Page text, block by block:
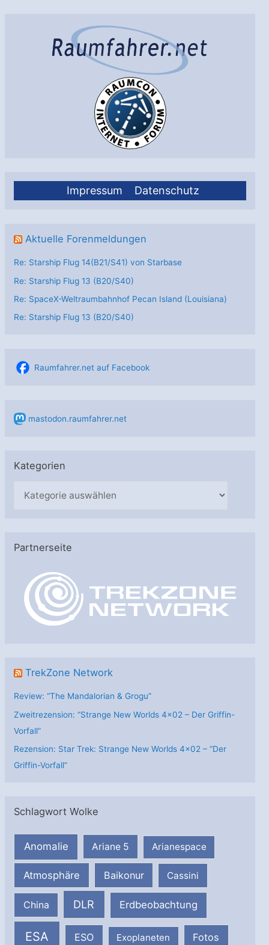
Impressum Datenschutz
Aktuelle Forenmeldungen
Re: Starship Flug 14(B21/S41) von Starbase
Re: Starship Flug 13 (B20/S40)
Re: SpaceX-Weltraumbahnhof Pecan Island (Louisiana)
Re: Starship Flug 13 (B20/S40)
Raumfahrer.net auf Facebook
mastodon.raumfahrer.net
Kategorien
g
Partnerseite
TrekZone Network
Review: “The Mandalorian & Grogu”
Zweitrezension: “Strange New Worlds 4×02 – Der Griffin-
Vorfall”
Rezension: Star Trek: Strange New Worlds 4×02 – “Der
Griffin-Vorfall”
Schlagwort Wolke
Anomalie Ariane 5 Arianespace
Atmosphäre Baikonur Cassini
China DLR Erdbeobachtung
ESA ESO Exoplaneten Fotos